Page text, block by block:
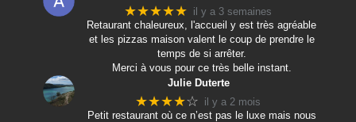
★★★★★ il y a 3 semaines
Retaurant chaleureux, l'accueil y est très agréable
et les pizzas maison valent le coup de prendre le
temps de si arrêter.
Merci à vous pour ce très belle instant.
Julie Duterte
★★★★☆ il y a 2 mois
Petit restaurant où ce n’est pas le luxe mais nous